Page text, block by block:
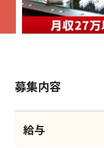
募集内容
給与